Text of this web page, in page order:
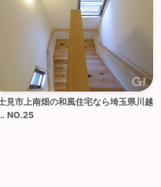
見市上南畑の和風住宅なら埼玉県川越
NO.25